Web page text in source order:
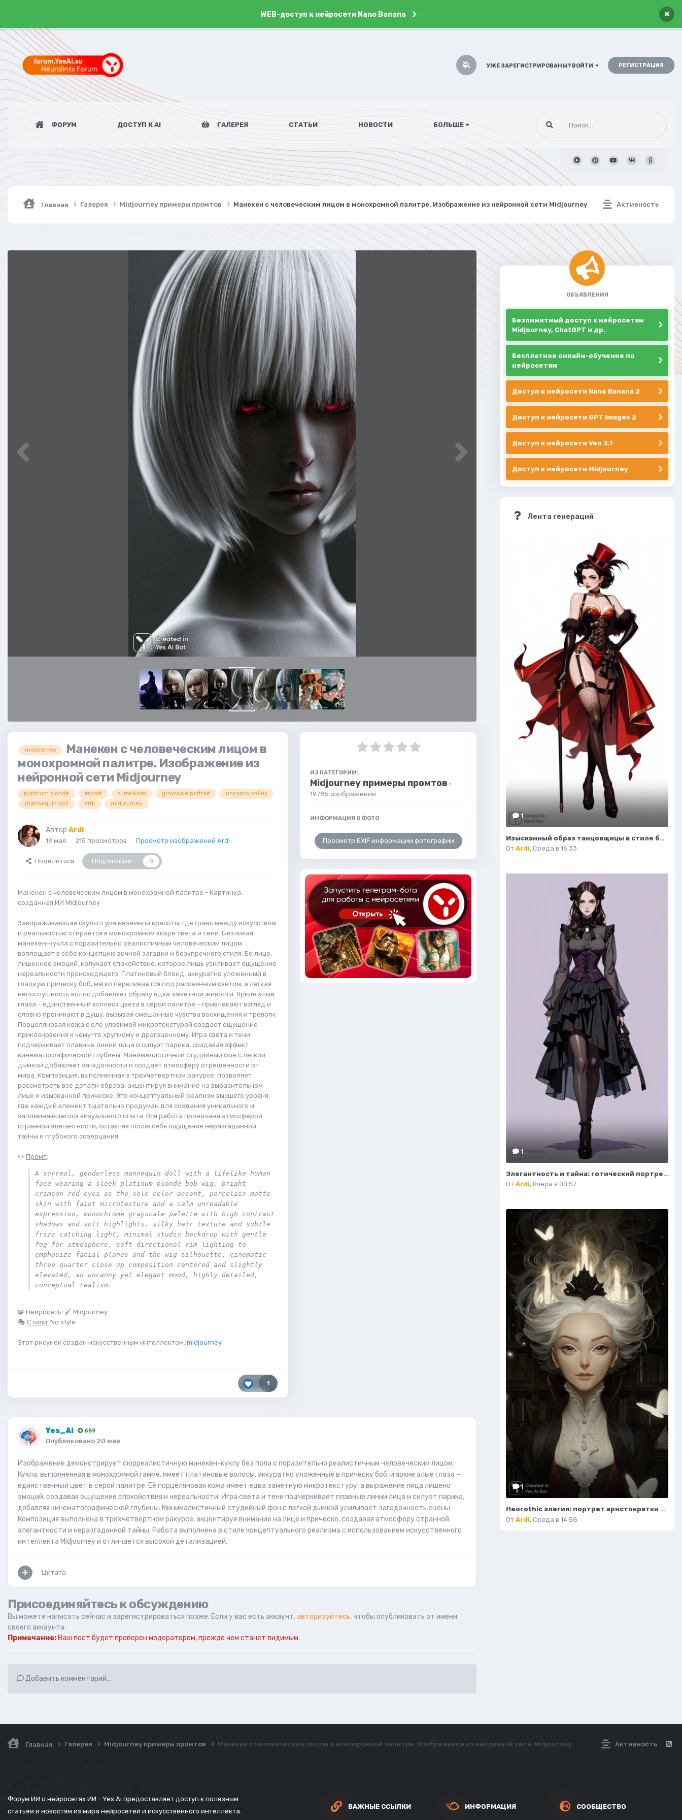
WEB-доступ к нейросети Nano Banana ×
УЖЕ ЗАРЕГИСТРИРОВАНЫ? ВОЙТИ РЕГИСТРАЦИЯ
ФОРУМ ДОСТУП К AI ГАЛЕРЕЯ СТАТЬИ НОВОСТИ БОЛЬШЕ
Активность
Главная Галерея Midjourney примеры промтов Манекен с человеческим лицом в монохромной палитре. Изображение из нейронной сети Midjourney
midjourney
Манекен с человеческим лицом в
монохромной палитре. Изображение из
нейронной сети Midjourney
platinum blonde repost surrealism grayscale portrait
uncanny valley
mannequin doll
ardi midjourney
Автор Ardi
19 мая 215 просмотров Просмотр изображений Ardi
Поделиться Подписчики 0
Манекен с человеческим лицом в монохромной палитре - Картинка,
созданная ИИ Midjourney
Завораживающая скульптура неземной красоты, где грань между искусством
и реальностью стирается в монохромном вихре света и тени. Безликая
манекен-кукла с поразительно реалистичным человеческим лицом
воплощает в себе концепцию вечной загадки и безупречного стиля. Её лицо,
лишенное эмоций, излучает спокойствие, которое лишь усиливает ощущение
нереальности происходящего. Платиновый блонд, аккуратно уложенный в
гладкую прическу боб, мягко переливается под рассеянным светом, а легкая
непослушность волос добавляет образу едва заметной живости. Яркие алые
глаза – единственный всплеск цвета в серой палитре – привлекают взгляд и
словно проникают в душу, вызывая смешанные чувства восхищения и тревоги.
Порцеляновая кожа с еле уловимой микротекстурой создает ощущение
прикосновения к чему-то хрупкому и драгоценному. Игра света и тени
подчеркивает плавные линии лица и силуэт парика, создавая эффект
кинематографической глубины. Минималистичный студийный фон с легкой
дымкой добавляет загадочности и создает атмосферу отрешенности от
мира. Композиция, выполненная в трехчетвертном ракурсе, позволяет
рассмотреть все детали образа, акцентируя внимание на выразительном
лице и изысканной прическе. Это концептуальный реализм высшего уровня,
где каждый элемент тщательно продуман для создания уникального и
запоминающегося визуального опыта. Вся работа пронизана атмосферой
странной элегантности, оставляя после себя ощущение неразгаданной
тайны и глубокого созерцания
✏️ Промт:
A surreal, genderless mannequin doll with a lifelike human
face wearing a sleek platinum blonde bob wig, bright
crimson red eyes as the sole color accent, porcelain matte
skin with faint microtexture and a calm unreadable
expression, monochrome grayscale palette with high contrast
shadows and soft highlights, silky hair texture and subtle
frizz catching light, minimal studio backdrop with gentle
fog for atmosphere, soft directional rim lighting to
emphasize facial planes and the wig silhouette, cinematic
three quarter close up composition centered and slightly
elevated, an uncanny yet elegant mood, highly detailed,
conceptual realism.
🧩 Нейросеть: 🖌 Midjourney
🎭 Стили: No style
Этот рисунок создан искусственным интеллектом: midjourney
1
ИЗ КАТЕГОРИИ:
Midjourney примеры промтов ·
19785 изображений
ИНФОРМАЦИЯ О ФОТО
Просмотр EXIF информации фотографии
Yes_Ai 659
Опубликовано 20 мая
Изображение демонстрирует сюрреалистичную манекен-куклу без пола с поразительно реалистичным человеческим лицом.
Кукла, выполненная в монохромной гамме, имеет платиновые волосы, аккуратно уложенные в прическу боб, и яркие алые глаза –
единственный цвет в серой палитре. Её порцеляновая кожа имеет едва заметную микротекстуру, а выражение лица лишено
эмоций, создавая ощущение спокойствия и нереальности. Игра света и тени подчеркивает плавные линии лица и силуэт парика,
добавляя кинематографической глубины. Минималистичный студийный фон с легкой дымкой усиливает загадочность сцены.
Композиция выполнена в трехчетвертном ракурсе, акцентируя внимание на лице и прическе, создавая атмосферу странной
элегантности и неразгаданной тайны. Работа выполнена в стиле концептуального реализма с использованием искусственного
интеллекта Midjourney и отличается высокой детализацией.
Цитата
Присоединяйтесь к обсуждению
Вы можете написать сейчас и зарегистрироваться позже. Если у вас есть аккаунт,авторизуйтесь, чтобы опубликовать от имени
своего аккаунта.
Примечание: Ваш пост будет проверен модератором, прежде чем станет видимым.
Добавить комментарий...
ОБЪЯВЛЕНИЯ
Безлимитный доступ к нейросетям
Midjourney, ChatGPT и др.
Бесплатное онлайн-обучение по
нейросетям
Доступ к нейросети Nano Banana 2
Доступ к нейросети GPT Images 2
Доступ к нейросети Veo 3.1
Доступ к нейросети Midjourney
Лента генераций
1
Изысканный образ танцовщицы в стиле бурлеск и модной иллюстрации. Нейронная сеть Flux
От Ardi, Среда в 16:33
1
Элегантность и тайна: готический портрет изящной модели в деталях. Изображение из нейронной сети Flux Ai
От Ardi, Вчера в 00:57
1
Неогothic элегия: портрет аристократки в темном величии библиотеки. Картинка из нейронной сети Миджорни
От Ardi, Среда в 14:58
Активность
Главная Галерея Midjourney примеры промтов Манекен с человеческим лицом в монохромной палитре. Изображение из нейронной сети Midjourney
Форум ИИ о нейросетях ИИ - Yes Ai предоставляет доступ к полезным
статьям и новостям из мира нейросетей и искусственного интеллекта.
ВАЖНЫЕ ССЫЛКИ ИНФОРМАЦИЯ СООБЩЕСТВО